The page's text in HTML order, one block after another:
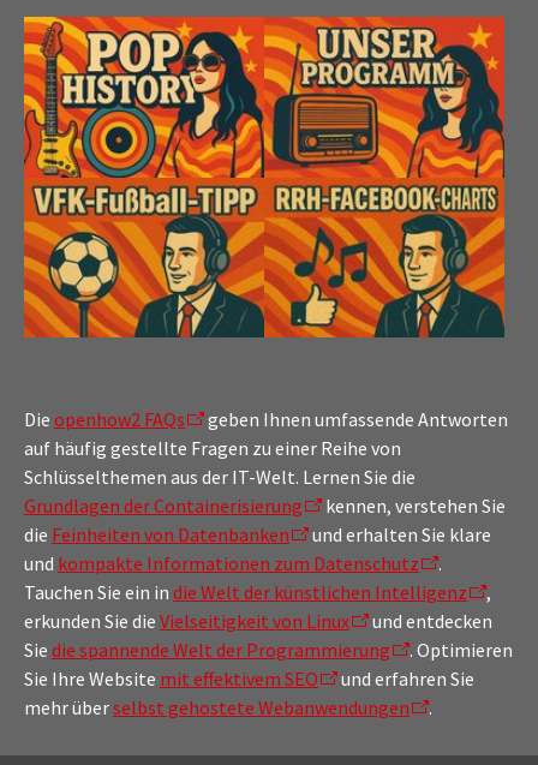
Die openhow2 FAQs
geben Ihnen umfassende Antworten
auf häufig gestellte Fragen zu einer Reihe von
Schlüsselthemen aus der IT-Welt. Lernen Sie die
Grundlagen der Containerisierung
kennen, verstehen Sie
die Feinheiten von Datenbanken
und erhalten Sie klare
und kompakte Informationen zum Datenschutz
.
Tauchen Sie ein in die Welt der künstlichen Intelligenz
,
erkunden Sie die Vielseitigkeit von Linux
und entdecken
Sie die spannende Welt der Programmierung
. Optimieren
Sie Ihre Website mit effektivem SEO
und erfahren Sie
mehr überselbst gehostete Webanwendungen .